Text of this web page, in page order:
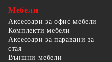
Мебели
Аксесоари за офис мебели
Комплекти мебели
Аксесоари за паравани за
стая
Външни мебели